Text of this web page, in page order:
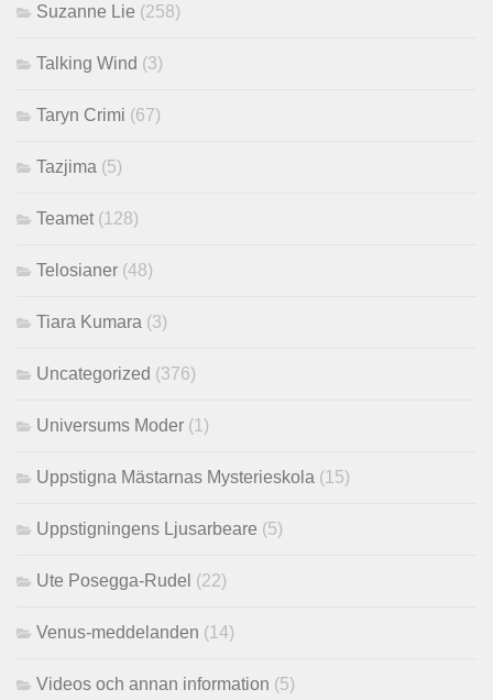
Suzanne Lie (258)
Talking Wind (3)
Taryn Crimi (67)
Tazjima (5)
Teamet (128)
Telosianer (48)
Tiara Kumara (3)
Uncategorized (376)
Universums Moder (1)
Uppstigna Mästarnas Mysterieskola (15)
Uppstigningens Ljusarbeare (5)
Ute Posegga-Rudel (22)
Venus-meddelanden (14)
Videos och annan information (5)